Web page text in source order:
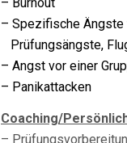
– Spezifische Ängste
Prüfungsängste,
– Angst vor einer
– Panikattacken
Coaching/
–